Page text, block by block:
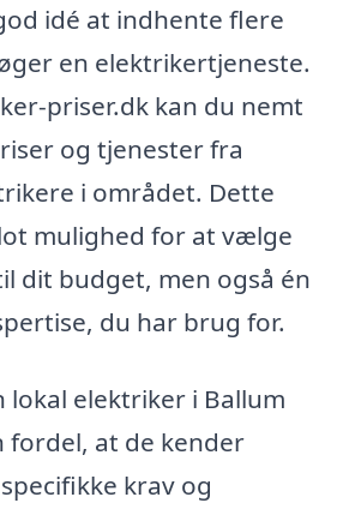
idé at indhente flere
en elektrikertjeneste.
priser.dk kan du nemt
og tjenester fra
i området. Dette
mulighed for at vælge
dit budget, men også én
du har brug for.
lokal elektriker i Ballum
fordel, at de kender
krav og